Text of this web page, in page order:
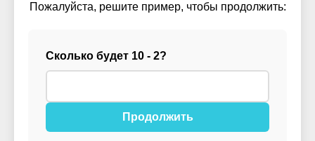
Пожалуйста, решите пример, чтобы продолжить:
Сколько будет 10 - 2?
Продолжить